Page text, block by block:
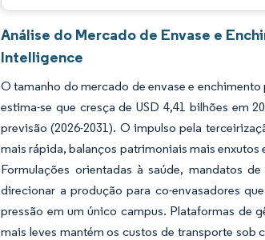
Análise do Mercado de Envase e
Intelligence
O tamanho do mercado de envase e
estima-se que cresça de USD 4,41 bilhões em
previsão (2026-2031). O impulso pela
mais rápida, balanços patrimoniais mais enxutos
Formulações orientadas à saúde, mandatos
direcionar a produção para co-envasadores
pressão em um único campus. Plataformas de
mais leves mantém os custos de transporte sob